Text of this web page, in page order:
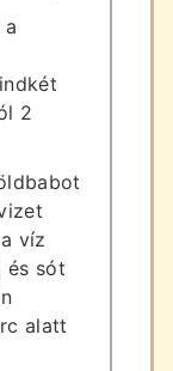
2
víz
és sót
alatt